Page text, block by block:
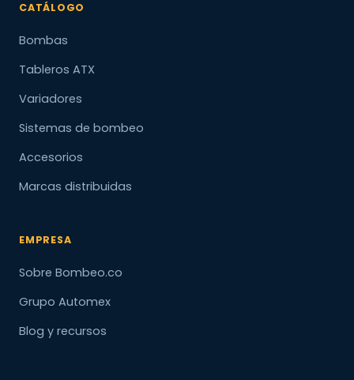
CATÁLOGO
Bombas
Tableros ATX
Variadores
Sistemas de bombeo
Accesorios
Marcas distribuidas
EMPRESA
Sobre Bombeo.co
Grupo Automex
Blog y recursos